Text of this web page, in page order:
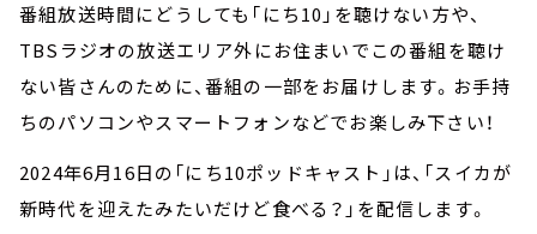
番組放送時間にどうしても「にち10」を聴けない方や、
TBSラジオの放送エリア外にお住まいでこの番組を聴け
ない皆さんのために、番組の一部をお届けします。お手持
ちのパソコンやスマートフォンなどでお楽しみ下さい！
2024年6月16日の「にち10ポッドキャスト」は、「スイカが
新時代を迎えたみたいだけど食べる？」を配信します。